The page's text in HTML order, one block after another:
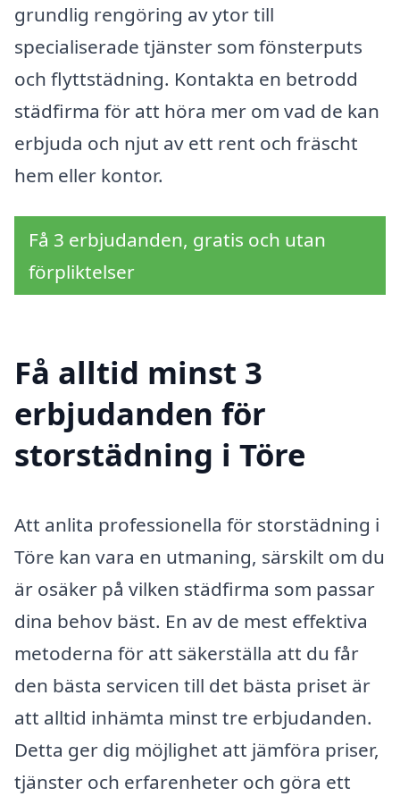
grundlig rengöring av ytor till
specialiserade tjänster som fönsterputs
och flyttstädning. Kontakta en betrodd
städfirma för att höra mer om vad de kan
erbjuda och njut av ett rent och fräscht
hem eller kontor.
Få 3 erbjudanden, gratis och utan
förpliktelser
Få alltid minst 3
erbjudanden för
storstädning i Töre
Att anlita professionella för storstädning i
Töre kan vara en utmaning, särskilt om du
är osäker på vilken städfirma som passar
dina behov bäst. En av de mest effektiva
metoderna för att säkerställa att du får
den bästa servicen till det bästa priset är
att alltid inhämta minst tre erbjudanden.
Detta ger dig möjlighet att jämföra priser,
tjänster och erfarenheter och göra ett